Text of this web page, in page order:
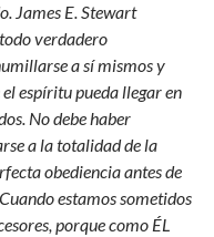
James E. Stewart
verdadero
a sí mismos y
espíritu pueda llegar en
No debe haber
a la totalidad de la
obediencia antes de
estamos sometidos
porque como ÉL